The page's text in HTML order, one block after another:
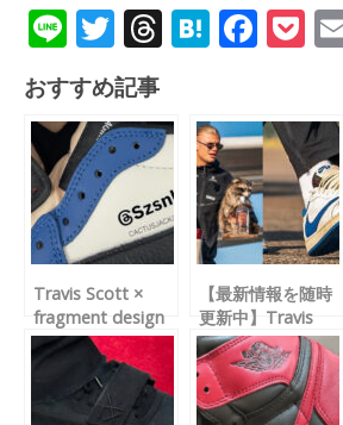
Li
n
e
T
wi
tt
er
T
a
d
s
H
n
a
F
b
o
o
k
P
et
おすすめ記事
Travis Scott ×
fragment design
× NIKE AIR
JORDAN 1 LOW
の未発売サンプル
【最新情報を随時
更新中】Travis
Scott × fragment
design × NIKE AIR
JORDAN 1 LOW
“Sail/Military Blue”